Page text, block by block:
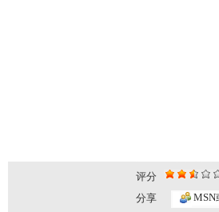
评分
分享
MSN